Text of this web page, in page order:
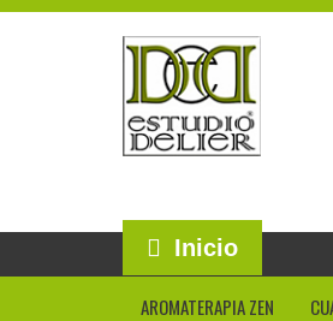
Inicio
AROMATERAPIA ZEN